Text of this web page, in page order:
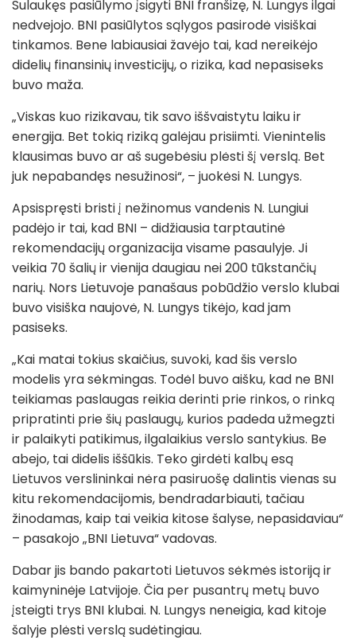
Sulaukęs pasiūlymo įsigyti BNI franšizę, N. Lungys ilgai
nedvejojo. BNI pasiūlytos sąlygos pasirodė visiškai
tinkamos. Bene labiausiai žavėjo tai, kad nereikėjo
didelių finansinių investicijų, o rizika, kad nepasiseks
buvo maža.
„Viskas kuo rizikavau, tik savo iššvaistytu laiku ir
energija. Bet tokią riziką galėjau prisiimti. Vienintelis
klausimas buvo ar aš sugebėsiu plėsti šį verslą. Bet
juk nepabandęs nesužinosi“, – juokėsi N. Lungys.
Apsispręsti bristi į nežinomus vandenis N. Lungiui
padėjo ir tai, kad BNI – didžiausia tarptautinė
rekomendacijų organizacija visame pasaulyje. Ji
veikia 70 šalių ir vienija daugiau nei 200 tūkstančių
narių. Nors Lietuvoje panašaus pobūdžio verslo klubai
buvo visiška naujovė, N. Lungys tikėjo, kad jam
pasiseks.
„Kai matai tokius skaičius, suvoki, kad šis verslo
modelis yra sėkmingas. Todėl buvo aišku, kad ne BNI
teikiamas paslaugas reikia derinti prie rinkos, o rinką
pripratinti prie šių paslaugų, kurios padeda užmegzti
ir palaikyti patikimus, ilgalaikius verslo santykius. Be
abejo, tai didelis iššūkis. Teko girdėti kalbų esą
Lietuvos verslininkai nėra pasiruošę dalintis vienas su
kitu rekomendacijomis, bendradarbiauti, tačiau
žinodamas, kaip tai veikia kitose šalyse, nepasidaviau“
– pasakojo „BNI Lietuva“ vadovas.
Dabar jis bando pakartoti Lietuvos sėkmės istoriją ir
kaimyninėje Latvijoje. Čia per pusantrų metų buvo
įsteigti trys BNI klubai. N. Lungys neneigia, kad kitoje
šalyje plėsti verslą sudėtingiau.